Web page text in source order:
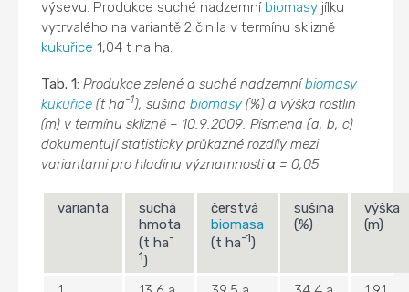
výsevu. Produkce suché nadzemní biomasyjílku
vytrvalého na variantě 2 činila v termínu sklizně
kukuřice 1,04 t na ha.
Tab. 1: Produkce zelené a suché nadzemníbiomasy
kukuřice(t ha-1), sušina biomasy(%) a výška rostlin
(m) v termínu sklizně – 10.9.2009. Písmena (a, b, c)
dokumentují statisticky průkazné rozdíly mezi
variantami pro hladinu významnosti α = 0,05
varianta
suchá
hmota
(t ha-
1)
čerstvá
biomasa
(t ha-1)
sušina
(%)
výška
(m)